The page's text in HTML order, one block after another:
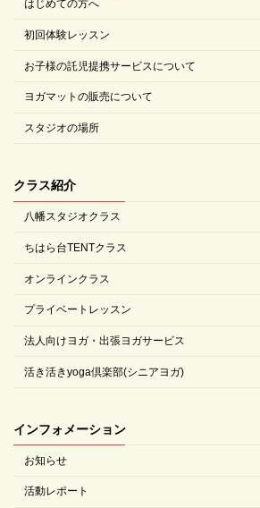
はじめての方へ
初回体験レッスン
お子様の託児提携サービスについて
ヨガマットの販売について
スタジオの場所
クラス紹介
八幡スタジオクラス
ちはら台TENTクラス
オンラインクラス
プライベートレッスン
法人向けヨガ・出張ヨガサービス
活き活きyoga倶楽部(シニアヨガ)
インフォメーション
お知らせ
活動レポート